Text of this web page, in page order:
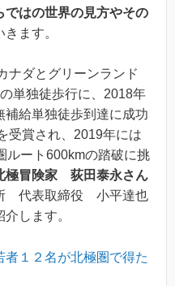
ではの世界の見方やその
きます。
ナダとグリーンランド
単独徒歩行に、2018年
補給単独徒歩到達に成功
受賞され、2019年には
ルート600kmの踏破に挑
極冒険家 荻田泰永さん
代表取締役 小平達也
します。
１２名が北極圏で得た